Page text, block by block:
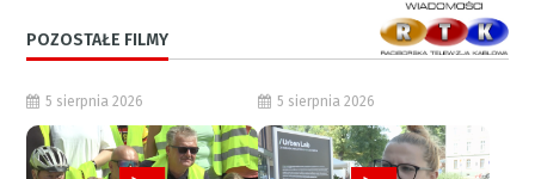
POZOSTAŁE FILMY
5 sierpnia 2026 5 sierpnia 2026